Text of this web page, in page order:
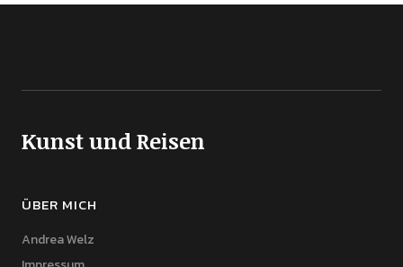
Kunst und Reisen
ÜBER MICH
Andrea Welz